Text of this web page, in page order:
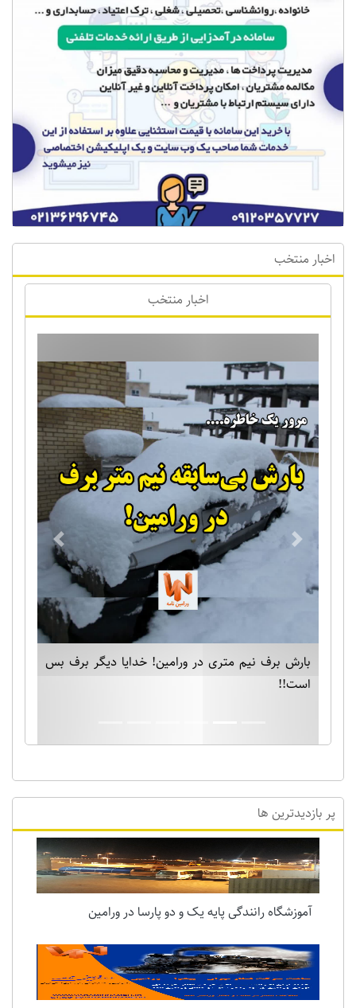
اخبار منتخب
اخبار منتخب
بارش برف نیم متری در ورامین! خدایا دیگر برف بس
است!!
Previous Next
پر بازدیدترین ها
آموزشگاه رانندگی پایه یک و دو پارسا در ورامین